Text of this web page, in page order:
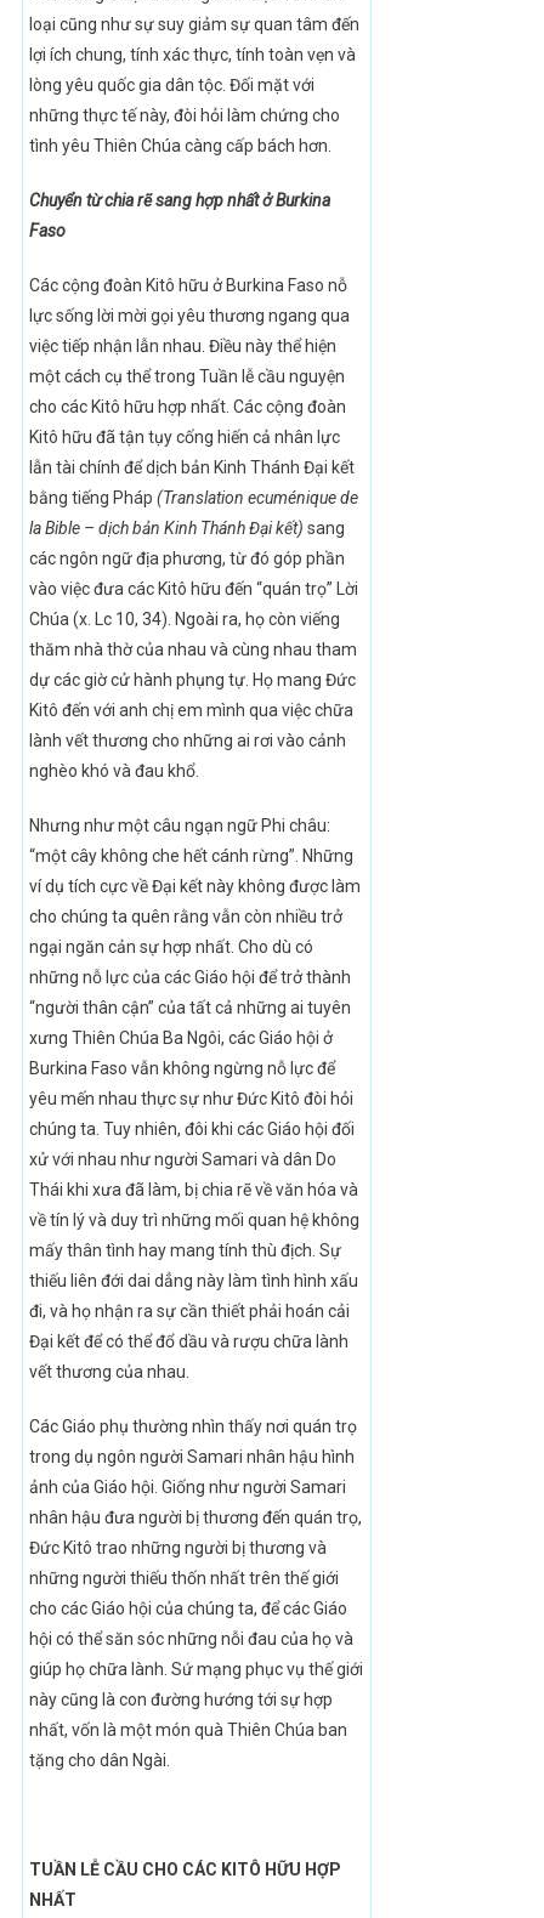
loại cũng như sự suy giảm sự quan tâm đến
lợi ích chung, tính xác thực, tính toàn vẹn và
lòng yêu quốc gia dân tộc. Đối mặt với
những thực tế này, đòi hỏi làm chứng cho
tình yêu Thiên Chúa càng cấp bách hơn.
Chuyển từ chia rẽ sang hợp nhất ở Burkina
Faso
Các cộng đoàn Kitô hữu ở Burkina Faso nỗ
lực sống lời mời gọi yêu thương ngang qua
việc tiếp nhận lẫn nhau. Điều này thể hiện
một cách cụ thể trong Tuần lễ cầu nguyện
cho các Kitô hữu hợp nhất. Các cộng đoàn
Kitô hữu đã tận tụy cống hiến cả nhân lực
lẫn tài chính để dịch bản Kinh Thánh Đại kết
bằng tiếng Pháp (Translation ecuménique de
la Bible – dịch bản Kinh Thánh Đại kết) sang
các ngôn ngữ địa phương, từ đó góp phần
vào việc đưa các Kitô hữu đến “quán trọ” Lời
Chúa (x. Lc 10, 34). Ngoài ra, họ còn viếng
thăm nhà thờ của nhau và cùng nhau tham
dự các giờ cử hành phụng tự. Họ mang Đức
Kitô đến với anh chị em mình qua việc chữa
lành vết thương cho những ai rơi vào cảnh
nghèo khó và đau khổ.
Nhưng như một câu ngạn ngữ Phi châu:
“một cây không che hết cánh rừng”. Những
ví dụ tích cực về Đại kết này không được làm
cho chúng ta quên rằng vẫn còn nhiều trở
ngại ngăn cản sự hợp nhất. Cho dù có
những nỗ lực của các Giáo hội để trở thành
“người thân cận” của tất cả những ai tuyên
xưng Thiên Chúa Ba Ngôi, các Giáo hội ở
Burkina Faso vẫn không ngừng nỗ lực để
yêu mến nhau thực sự như Đức Kitô đòi hỏi
chúng ta. Tuy nhiên, đôi khi các Giáo hội đối
xử với nhau như người Samari và dân Do
Thái khi xưa đã làm, bị chia rẽ về văn hóa và
về tín lý và duy trì những mối quan hệ không
mấy thân tình hay mang tính thù địch. Sự
thiếu liên đới dai dẳng này làm tình hình xấu
đi, và họ nhận ra sự cần thiết phải hoán cải
Đại kết để có thể đổ dầu và rượu chữa lành
vết thương của nhau.
Các Giáo phụ thường nhìn thấy nơi quán trọ
trong dụ ngôn người Samari nhân hậu hình
ảnh của Giáo hội. Giống như người Samari
nhân hậu đưa người bị thương đến quán trọ,
Đức Kitô trao những người bị thương và
những người thiếu thốn nhất trên thế giới
cho các Giáo hội của chúng ta, để các Giáo
hội có thể săn sóc những nỗi đau của họ và
giúp họ chữa lành. Sứ mạng phục vụ thế giới
này cũng là con đường hướng tới sự hợp
nhất, vốn là một món quà Thiên Chúa ban
tặng cho dân Ngài.
TUẦN LỄ CẦU CHO CÁC KITÔ HỮU HỢP
NHẤT